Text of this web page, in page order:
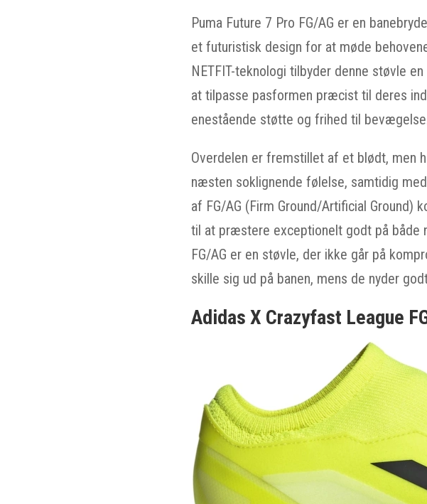
Puma Future 7 Pro FG/AG er en
et futuristisk design for at møde
NETFIT-teknologi tilbyder denne støvle
at tilpasse pasformen præcist til deres
enestående støtte og frihed til
Overdelen er fremstillet af et blødt, men
næsten soklignende følelse, samtidig
af FG/AG (Firm Ground/Artificial Ground)
til at præstere exceptionelt godt på både
FG/AG er en støvle, der ikke går på
skille sig ud på banen, mens de nyder
Adidas X Crazyfast League